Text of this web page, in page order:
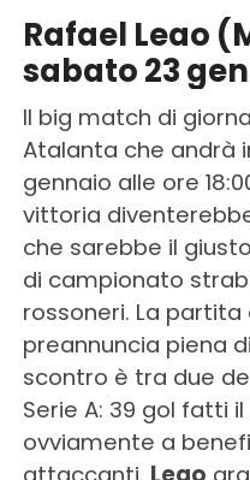
Rafael Leao
sabato 23
Il big match di
Atalanta che andrà
gennaio alle ore
vittoria
che sarebbe il
di campionato
rossoneri. La partita
preannuncia piena
scontro è tra due
Serie A: 39 gol fatti il
ovviamente a